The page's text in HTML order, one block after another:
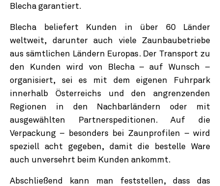
Blecha garantiert.
Blecha beliefert Kunden in über 60 Länder
weltweit, darunter auch viele Zaunbaubetriebe
aus sämtlichen Ländern Europas. Der Transport zu
den Kunden wird von Blecha – auf Wunsch –
organisiert, sei es mit dem eigenen Fuhrpark
innerhalb Österreichs und den angrenzenden
Regionen in den Nachbarländern oder mit
ausgewählten Partnerspeditionen. Auf die
Verpackung – besonders bei Zaunprofilen – wird
speziell acht gegeben, damit die bestelle Ware
auch unversehrt beim Kunden ankommt.
Abschließend kann man feststellen, dass das